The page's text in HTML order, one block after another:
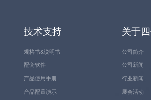
技术支持
规格书&说明书
配套软件
产品使用手册
产品配置演示
关于
公司简介
公司新闻
行业新闻
展会活动